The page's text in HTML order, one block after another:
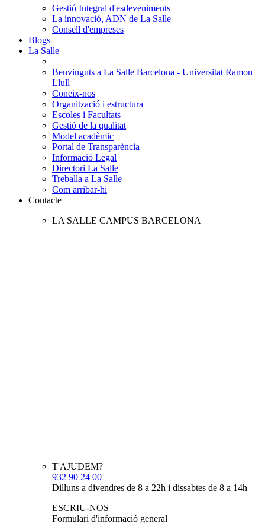
Gestió Integral d'esdeveniments
La innovació, ADN de La Salle
Consell d'empreses
Blogs
La Salle
Benvinguts a La Salle Barcelona - Universitat Ramon
Llull
Coneix-nos
Organització i estructura
Escoles i Facultats
Gestió de la qualitat
Model acadèmic
Portal de Transparència
Informació Legal
Directori La Salle
Treballa a La Salle
Com arribar-hi
Contacte
LA SALLE CAMPUS BARCELONA
T'AJUDEM?
932 90 24 00
Dilluns a divendres de 8 a 22h i dissabtes de 8 a 14h
ESCRIU-NOS
Formulari d'informació general